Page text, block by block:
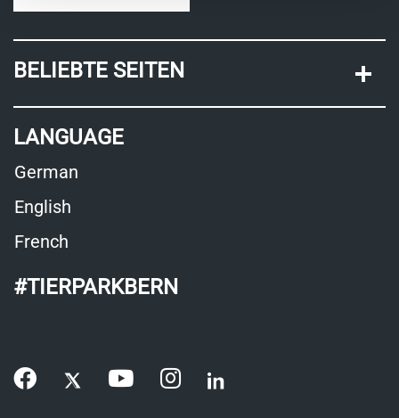
BELIEBTE SEITEN
LANGUAGE
German
English
French
#TIERPARKBERN